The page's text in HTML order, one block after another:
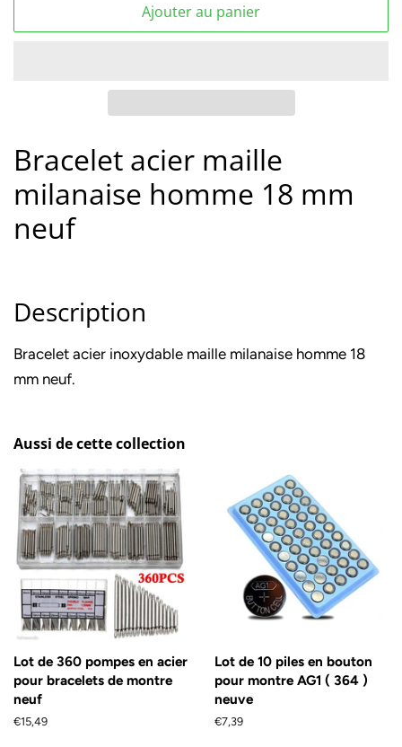
Ajouter au panier
Bracelet acier maille
milanaise homme 18 mm
neuf
Description
Bracelet acier inoxydable maille milanaise homme 18
mm neuf.
Aussi de cette collection
Lot de 360 pompes en acier
pour bracelets de montre
neuf
Prix
€15,49
Lot de 10 piles en bouton
pour montre AG1 ( 364 )
neuve
Prix
€7,39